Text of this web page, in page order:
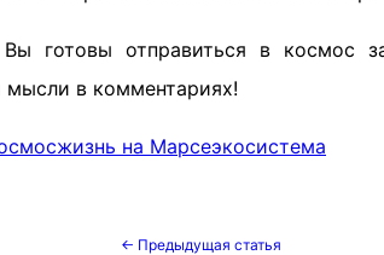
готовы отправиться в космос
мысли в комментариях!
жизнь на Марсеэкосистема
← Предыдущая статья